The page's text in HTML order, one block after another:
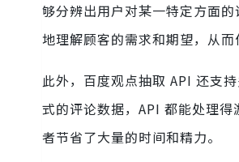
够分辨出用户对某一特定方面
地理解顾客的需求和期望，从而
此外，百度观点抽取 API 还支
式的评论数据，API 都能处理
者节省了大量的时间和精力。